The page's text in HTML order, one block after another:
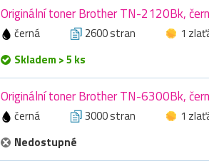
Originální toner Brother TN-2120Bk,
černá 2600 stran
1
Skladem > 5 ks
Originální toner Brother TN-6300Bk,
černá 3000 stran
1
Nedostupné